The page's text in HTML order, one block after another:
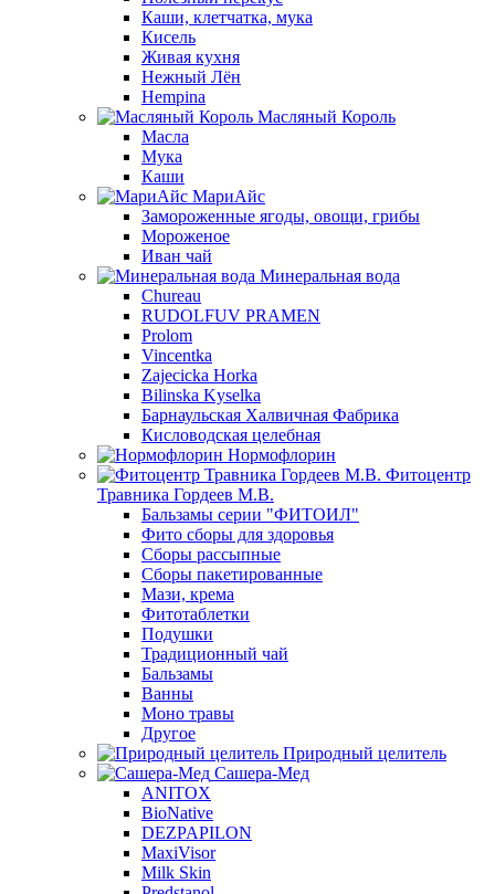
Каши, клетчатка, мука
Кисель
Живая кухня
Нежный Лён
Hempina
Масляный Король
Масла
Мука
Каши
МариАйс
Замороженные ягоды, овощи, грибы
Мороженое
Иван чай
Минеральная вода
Chureau
RUDOLFUV PRAMEN
Prolom
Vincentka
Zajecicka Horka
Bilinska Kyselka
Барнаульская Халвичная Фабрика
Кисловодская целебная
Нормофлорин
Фитоцентр
Травника Гордеев М.В.
Бальзамы серии "ФИТОИЛ"
Фито сборы для здоровья
Сборы рассыпные
Сборы пакетированные
Мази, крема
Фитотаблетки
Подушки
Традиционный чай
Бальзамы
Ванны
Моно травы
Другое
Природный целитель
Сашера-Мед
ANITOX
BioNative
DEZPAPILON
MaxiVisor
Milk Skin